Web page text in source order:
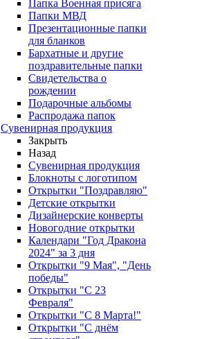
Папка Военная присяга
Папки МВД
Презентационные папки
для бланков
Бархатные и другие
поздравительные папки
Свидетельства о
рождении
Подарочные альбомы
Распродажа папок
Сувенирная продукция
Закрыть
Назад
Сувенирная продукция
Блокноты с логотипом
Открытки "Поздравляю"
Детские открытки
Дизайнерские конверты
Новогодние открытки
Календари "Год Дракона
2024" за 3 дня
Открытки "9 Мая", "День
победы"
Открытки "С 23
Февраля"
Открытки "С 8 Марта!"
Открытки "С днём